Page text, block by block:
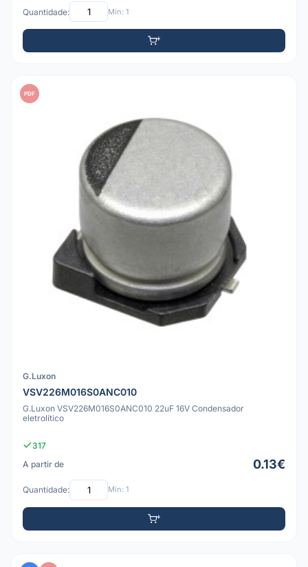
Quantidade: Mín: 1
PDF
G.Luxon
VSV226M016S0ANC010
G.Luxon VSV226M016S0ANC010 22uF 16V Condensador
eletrolítico
317
A partir de
0.13€
Quantidade: Mín: 1